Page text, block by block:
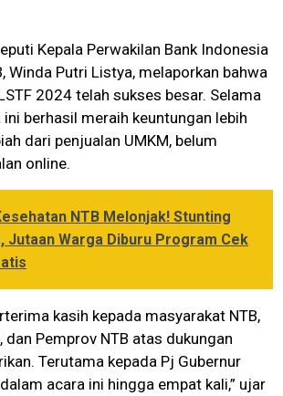
Kepala Perwakilan Bank Indonesia
Winda Putri Listya, melaporkan bahwa
2024 telah sukses besar. Selama
berhasil meraih keuntungan lebih
dari penjualan UMKM, belum
online.
NTB Melonjak! Stunting
Jutaan Warga Diburu Program Cek
kasih kepada masyarakat NTB,
dan Pemprov NTB atas dukungan
Terutama kepada Pj Gubernur
acara ini hingga empat kali,” ujar